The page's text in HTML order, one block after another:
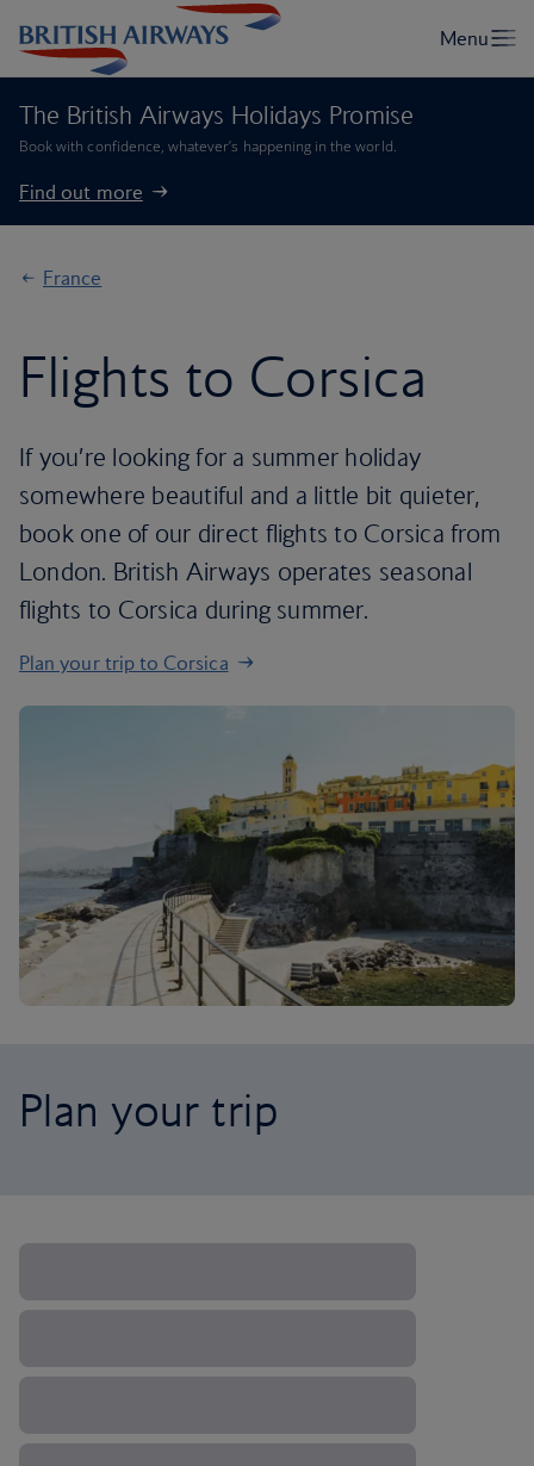
The British Airways Holidays Promise
Book with confidence, whatever’s happening in the world.
Find out more
France
Flights to Corsica
If you’re looking for a summer holiday
somewhere beautiful and a little bit quieter,
book one of our direct flights to Corsica from
London. British Airways operates seasonal
flights to Corsica during summer.
Plan your trip to Corsica
Plan your trip